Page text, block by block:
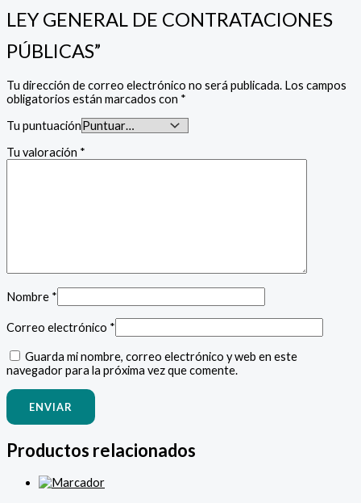
LEY GENERAL DE CONTRATACIONES
PÚBLICAS”
Tu dirección de correo electrónico no será publicada. Los campos
obligatorios están marcados con *
Tu puntuación
Tu valoración *
Nombre *
Correo electrónico *
Guarda mi nombre, correo electrónico y web en este
navegador para la próxima vez que comente.
Productos relacionados